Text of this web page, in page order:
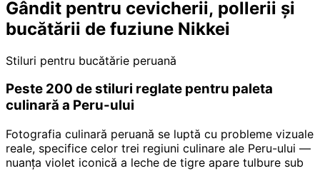
Gândit pentru cevicherii, pollerii și
bucătării de fuziune Nikkei
Stiluri pentru bucătărie peruană
Peste 200 de stiluri reglate pentru paleta
culinară a Peru-ului
Fotografia culinară peruană se luptă cu probleme vizuale
reale, specifice celor trei regiuni culinare ale Peru-ului —
nuanța violet iconică a leche de tigre apare tulbure sub